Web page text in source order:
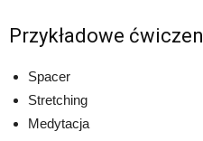
Przykładowe
Spacer
Stretching
Medytacja